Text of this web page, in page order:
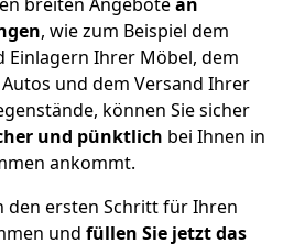
, wie zum Beispiel dem
Einlagern Ihrer Möbel, dem
und dem Versand Ihrer
können Sie sicher
und pünktlich bei Ihnen in
ankommt.
den ersten Schritt für Ihren
und füllen Sie jetzt das